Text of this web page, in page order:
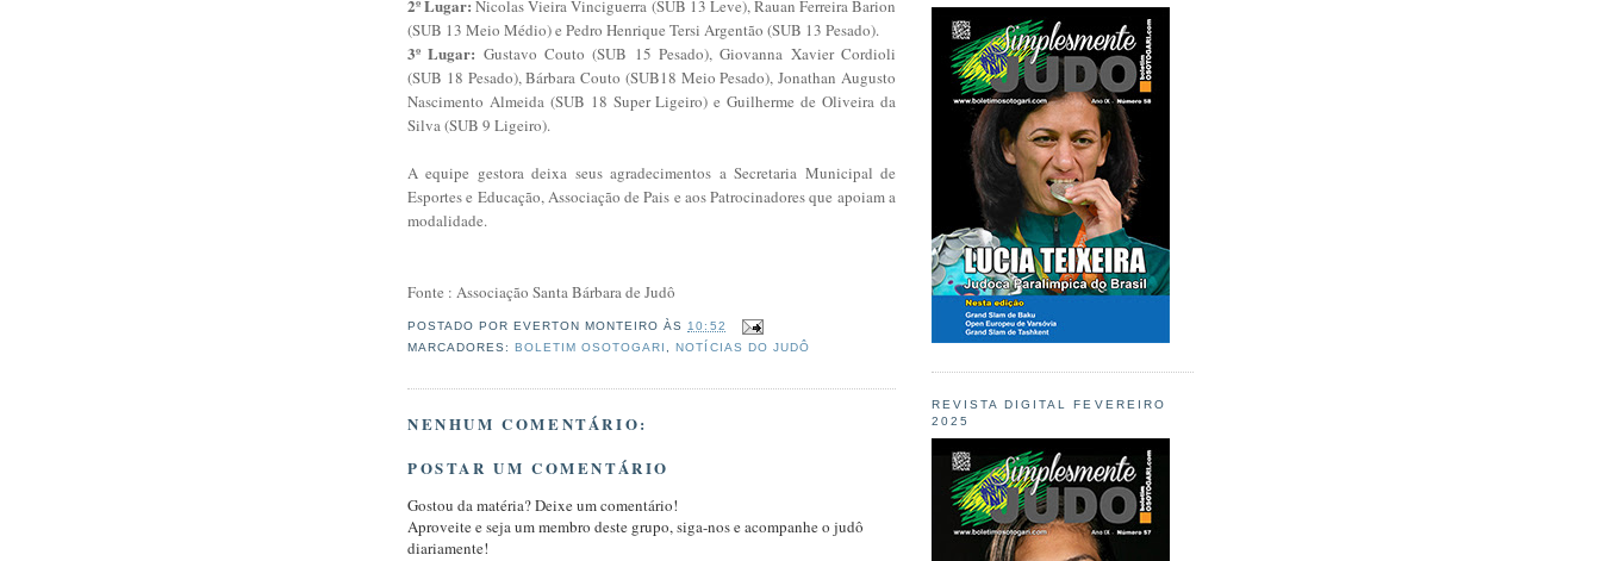
2º Lugar: Nicolas Vieira Vinciguerra (SUB 13 Leve), Rauan Ferreira Barion
(SUB 13 Meio Médio) e Pedro Henrique Tersi Argentão (SUB 13 Pesado).
3º Lugar: Gustavo Couto (SUB 15 Pesado), Giovanna Xavier Cordioli
(SUB 18 Pesado), Bárbara Couto (SUB18 Meio Pesado), Jonathan Augusto
Nascimento Almeida (SUB 18 Super Ligeiro) e Guilherme de Oliveira da
Silva (SUB 9 Ligeiro).
A equipe gestora deixa seus agradecimentos a Secretaria Municipal de
Esportes e Educação, Associação de Pais e aos Patrocinadores que apoiam a
modalidade.
Fonte : Associação Santa Bárbara de Judô
POSTADO POR EVERTON MONTEIRO ÀS10:52
MARCADORES:BOLETIM OSOTOGARI ,NOTÍCIAS DO JUDÔ
NENHUM COMENTÁRIO:
POSTAR UM COMENTÁRIO
Gostou da matéria? Deixe um comentário!
Aproveite e seja um membro deste grupo, siga-nos e acompanhe o judô
diariamente!
REVISTA DIGITAL FEVEREIRO
2025